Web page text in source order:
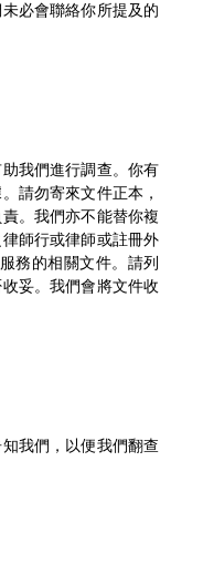
必會聯絡你所提及的
我們進行調查。你有
請勿寄來文件正本，
。我們亦不能替你複
師行或律師或註冊外
務的相關文件。請列
妥。我們會將文件收
我們，以便我們翻查